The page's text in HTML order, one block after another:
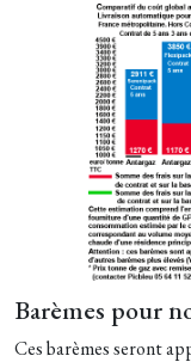
Barèmes pour
Ces barèmes seront